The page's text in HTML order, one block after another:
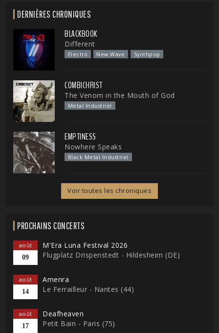
DERNIÈRES CHRONIQUES
BLACKBOOK
Different
Electro New Wave Synthpop
COMBICHRIST
The Venom in the Mouth of God
Metal Industriel
EMPTINESS
Nowhere Speaks
Black Metal Industriel
Voir toutes les chroniques
PROCHAINS CONCERTS
août
09
M'Era Luna Festival 2026
Flugplatz Drispenstedt - Hildesheim (DE)
août
14
Amenra
Le Ferrailleur - Nantes (44)
août
17
Deafheaven
Petit Bain - Paris (75)